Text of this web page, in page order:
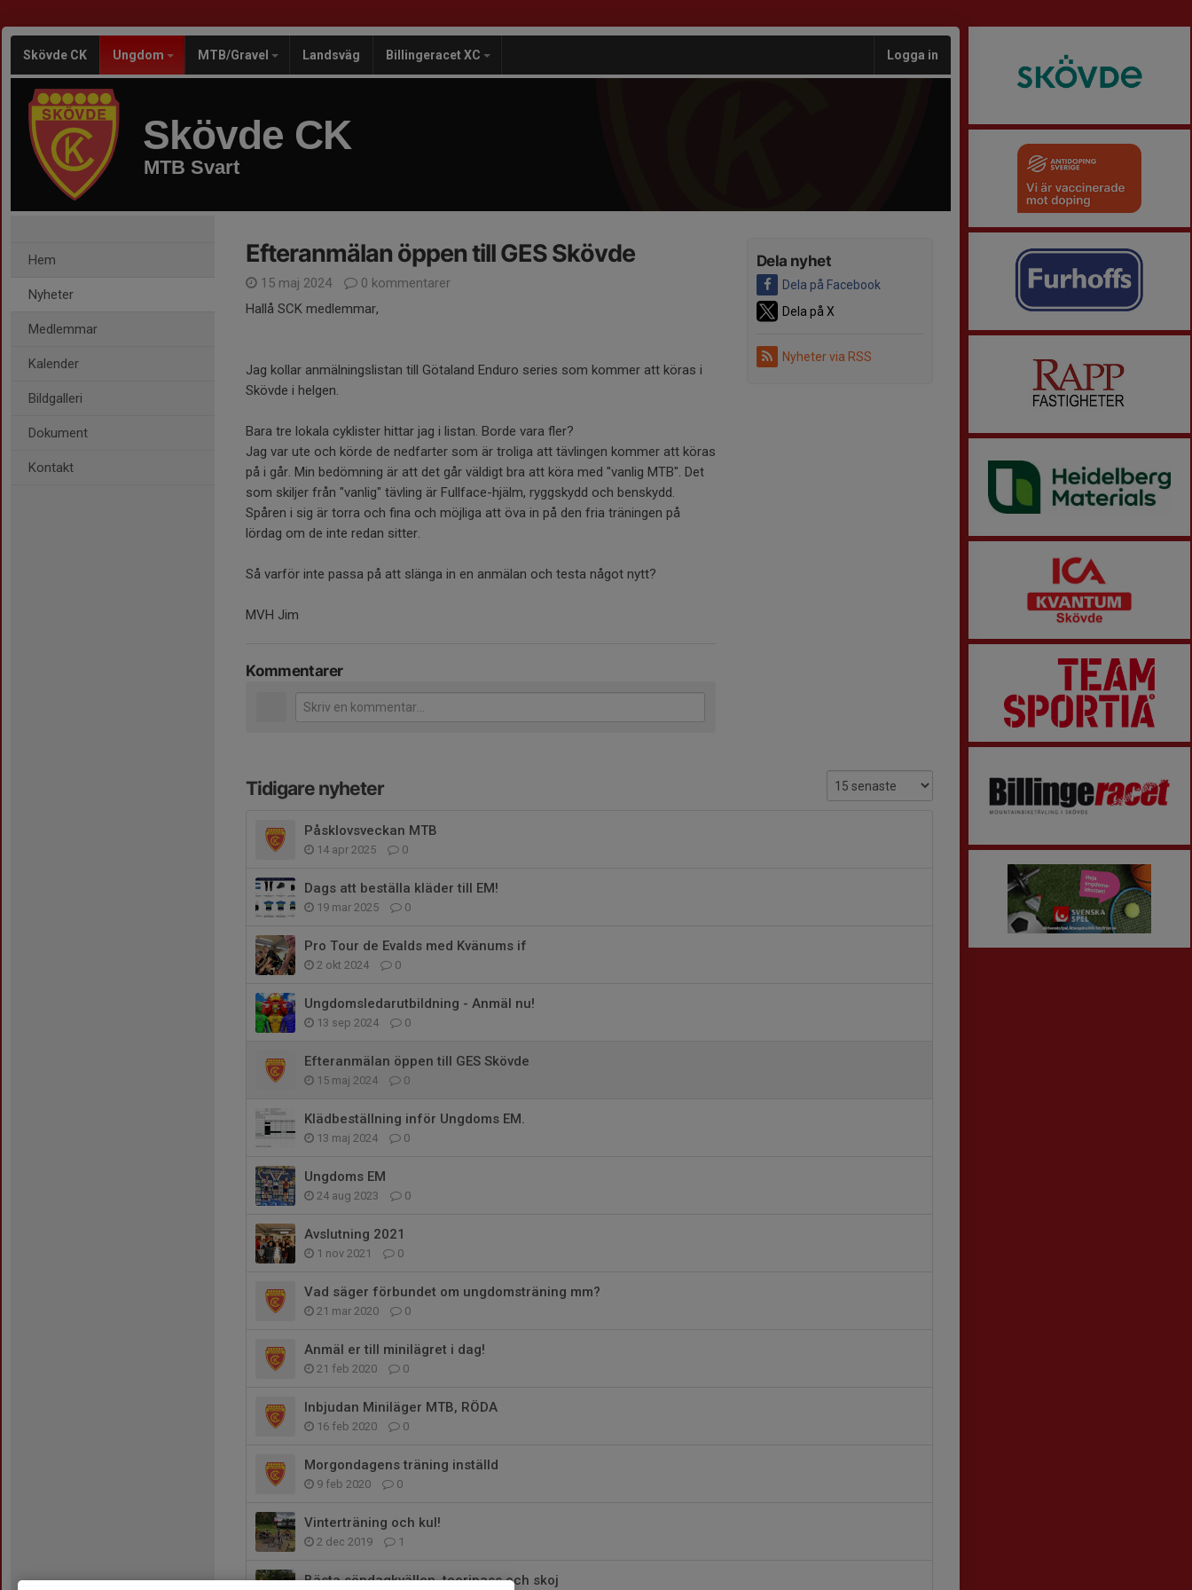
Skövde CK Ungdom MTB/Gravel Landsväg Billingeracet XC Logga in
Skövde CK
MTB Svart
Hem
Nyheter
Medlemmar
Kalender
Bildgalleri
Dokument
Kontakt
Dela nyhet
Dela på Facebook
Dela på X
Nyheter via RSS
Efteranmälan öppen till GES Skövde
15 maj 2024
0 kommentarer
Hallå SCK medlemmar,
Jag kollar anmälningslistan till Götaland Enduro series som kommer att köras i
Skövde i helgen.
Bara tre lokala cyklister hittar jag i listan. Borde vara fler?
Jag var ute och körde de nedfarter som är troliga att tävlingen kommer att köras
på i går. Min bedömning är att det går väldigt bra att köra med "vanlig MTB". Det
som skiljer från "vanlig" tävling är Fullface-hjälm, ryggskydd och benskydd.
Spåren i sig är torra och fina och möjliga att öva in på den fria träningen på
lördag om de inte redan sitter.
Så varför inte passa på att slänga in en anmälan och testa något nytt?
MVH Jim
Kommentarer
Tidigare nyheter
Påsklovsveckan MTB
14 apr 2025 0
Dags att beställa kläder till EM!
19 mar 2025 0
Pro Tour de Evalds med Kvänums if
2 okt 2024 0
Ungdomsledarutbildning - Anmäl nu!
13 sep 2024 0
Efteranmälan öppen till GES Skövde
15 maj 2024 0
Klädbeställning inför Ungdoms EM.
13 maj 2024 0
Ungdoms EM
24 aug 2023 0
Avslutning 2021
1 nov 2021 0
Vad säger förbundet om ungdomsträning mm?
21 mar 2020 0
Anmäl er till minilägret i dag!
21 feb 2020 0
Inbjudan Miniläger MTB, RÖDA
16 feb 2020 0
Morgondagens träning inställd
9 feb 2020 0
Vinterträning och kul!
2 dec 2019 1
Bästa söndagkvällen, teoripass och skoj